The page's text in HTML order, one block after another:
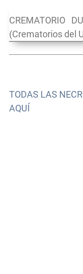
CREMATORIO
(Crematorios del
TODAS LAS
AQUÍ